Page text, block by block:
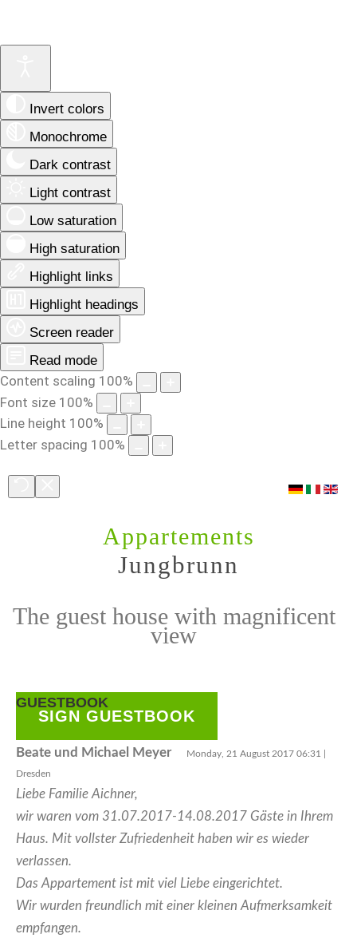
Invert colors
Monochrome
Dark contrast
Light contrast
Low saturation
High saturation
Highlight links
Highlight headings
Screen reader
Read mode
Content scaling 100%
Font size 100%
Line height 100%
Letter spacing 100%
Appartements
Jungbrunn
The guest house with magnificent
view
GUESTBOOK
SIGN GUESTBOOK
Beate und Michael Meyer Monday, 21 August 2017 06:31 |
Dresden
Liebe Familie Aichner,
wir waren vom 31.07.2017-14.08.2017 Gäste in Ihrem
Haus. Mit vollster Zufriedenheit haben wir es wieder
verlassen.
Das Appartement ist mit viel Liebe eingerichtet.
Wir wurden freundlich mit einer kleinen Aufmerksamkeit
empfangen.